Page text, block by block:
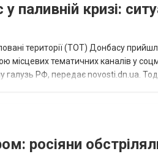
паливній кризі:
території (ТОТ) Донбасу
місцевих тематичних каналів у
РФ, передає novosti.dn.ua.
росіяни